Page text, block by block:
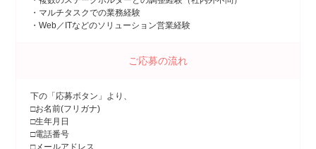
・マルチタスクでの業務経験
・Web／ITなどのソリューション営業経験
ご応募の流れ
下の「応募ボタン」より、
□お名前(フリガナ)
□生年月日
□電話番号
□メールアドレス